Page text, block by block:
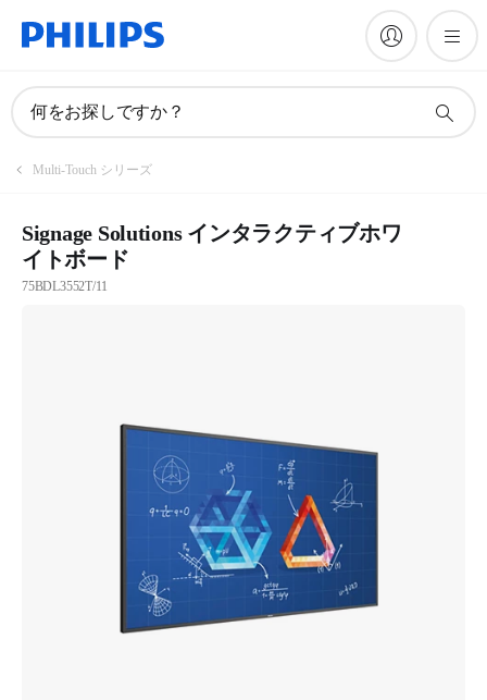
何をお探しですか？
Multi-Touch シリーズ
Signage Solutions インタラクティブホワ
イトボード
75BDL3552T/11